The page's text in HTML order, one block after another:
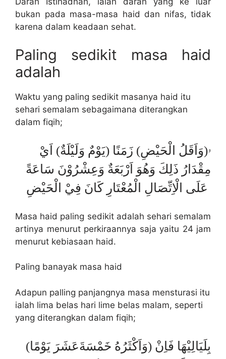
bukan pada masa-masa haid dan nifas, tidak
karena dalam keadaan sehat.
Paling sedikit masa haid
adalah
Waktu yang paling sedikit masanya haid itu
sehari semalam sebagaimana diterangkan
dalam fiqih;
ۥ(وَاَقَلُ الْحَيْضِ) زَمَنًا (يَوْمٌ وَلَيْلَةٌ) اَيْ
مِقْدَارُ ذَلِكَ وَهُوَ اَرْبَعَةٌ وَعِشْرُوْنَ سَاعَةً
Masa haid paling sedikit adalah sehari semalam
artinya menurut perkiraannya saja yaitu 24 jam
menurut kebiasaan haid.
Paling banayak masa haid
Adapun palling panjangnya masa mensturasi itu
ialah lima belas hari lime belas malam, seperti
yang diterangkan dalam fiqih;
(وَاَكْثَرُهُ خَمْسَةَعَشَرَ يَوْمًا) بِلَيَالِيْهَا فَاِنْ